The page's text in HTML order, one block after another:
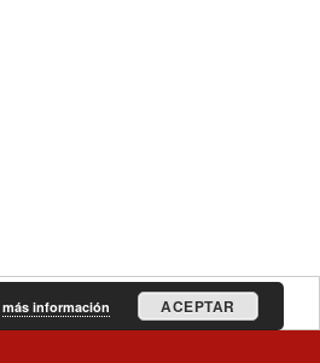
más información ACEPTAR